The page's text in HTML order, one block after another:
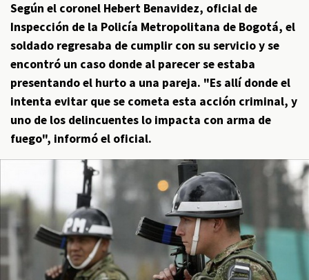
Según el coronel Hebert Benavidez, oficial de
Inspección de la Policía Metropolitana de Bogotá, el
soldado regresaba de cumplir con su servicio y se
encontró un caso donde al parecer se estaba
presentando el hurto a una pareja. "Es allí donde el
intenta evitar que se cometa esta acción criminal, y
uno de los delincuentes lo impacta con arma de
fuego", informó el oficial.